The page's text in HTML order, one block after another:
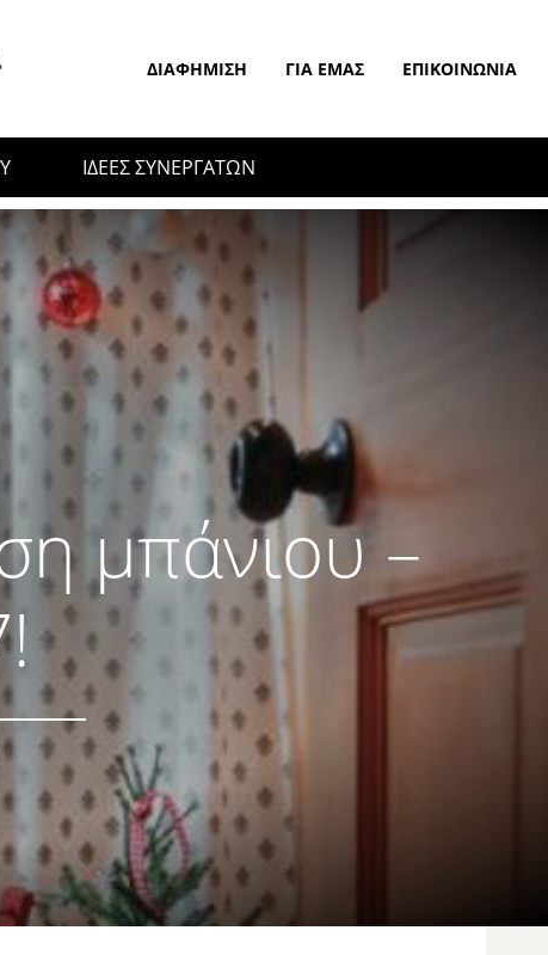
ΔΙΑΦΉΜΙΣΗ ΓΙΑ ΕΜΆΣ ΕΠΙΚΟΙΝΩΝΊΑ
ΙΔΕΕΣ ΣΥΝΕΡΓΑΤΩΝ
μπάνιου –